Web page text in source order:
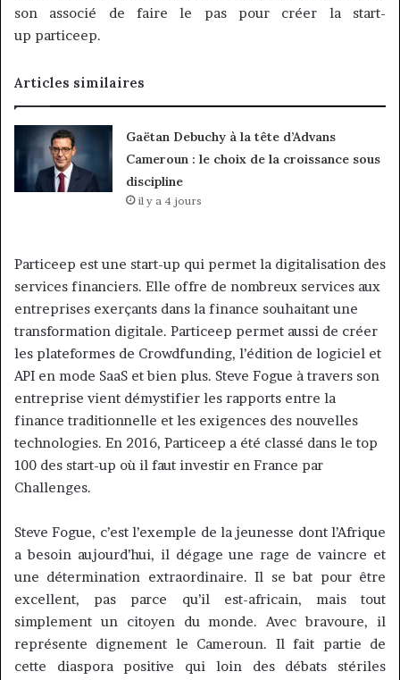
son associé de faire le pas pour créer la start-
up particeep.
Articles similaires
Gaëtan Debuchy à la tête d’Advans
Cameroun : le choix de la croissance sous
discipline
il y a 4 jours
Particeep est une start-up qui permet la digitalisation des
services financiers. Elle offre de nombreux services aux
entreprises exerçants dans la finance souhaitant une
transformation digitale. Particeep permet aussi de créer
les plateformes de Crowdfunding, l’édition de logiciel et
API en mode SaaS et bien plus. Steve Fogue à travers son
entreprise vient démystifier les rapports entre la
finance traditionnelle et les exigences des nouvelles
technologies. En 2016, Particeep a été classé dans le top
100 des start-up où il faut investir en France par
Challenges.
SteveFogue, c’est l’exemple de la jeunesse dont l’Afrique
a besoin aujourd’hui, il dégage une rage de vaincre et
une détermination extraordinaire. Il se bat pour être
excellent, pas parce qu’il est-africain, mais tout
simplement un citoyen du monde. Avec bravoure, il
représente dignement le Cameroun. Il fait partie de
cette diaspora positive qui loin des débats stériles